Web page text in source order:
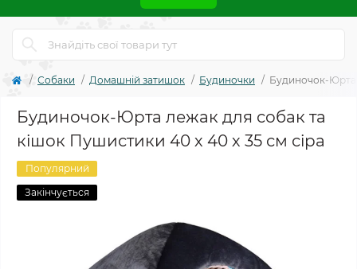
Собаки Домашній затишок Будиночки Будиночок-Юрта
Будиночок-Юрта лежак для собак та
кішок Пушистики 40 х 40 х 35 см сіра
Популярний
Закінчується